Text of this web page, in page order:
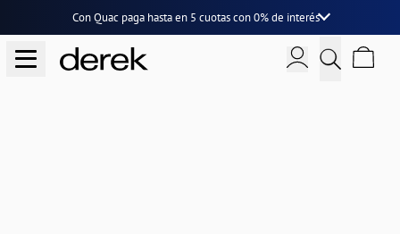
Con Quac paga hasta en 5 cuotascon0% de interés